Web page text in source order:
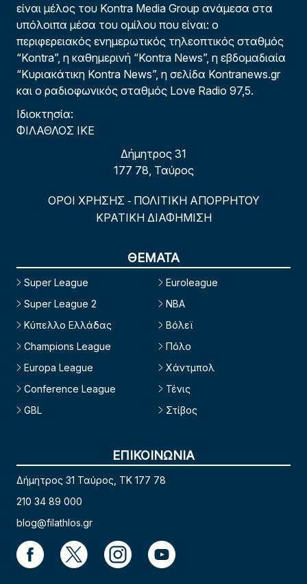
είναι μέλος του Kontra Media Group ανάμεσα στα
υπόλοιπα μέσα του ομίλου που είναι: ο
περιφερειακός ενημερωτικός τηλεοπτικός σταθμός
“Kontra”, η καθημερινή “Kontra News”, η εβδομαδιαία
“Κυριακάτικη Kontra News”, η σελίδα Kontranews.gr
και ο ραδιοφωνικός σταθμός Love Radio 97,5.
Ιδιοκτησία:
ΦΙΛΑΘΛΟΣ ΙΚΕ
Δήμητρος 31
177 78, Ταύρος
ΟΡΟΙ ΧΡΗΣΗΣ - ΠΟΛΙΤΙΚΗ ΑΠΟΡΡΗΤΟΥ
ΚΡΑΤΙΚΗ ΔΙΑΦΗΜΙΣΗ
ΘΕΜΑΤΑ
Super League
Super League 2
Κύπελλο Ελλάδας
Champions League
Europa League
Conference League
GBL
Euroleague
NBA
Βόλεϊ
Πόλο
Χάντμπολ
Τένις
Στίβος
ΕΠΙΚΟΙΝΩΝΙΑ
Δήμητρος 31 Ταύρος, TK 177 78
210 34 89 000
blog@filathlos.gr